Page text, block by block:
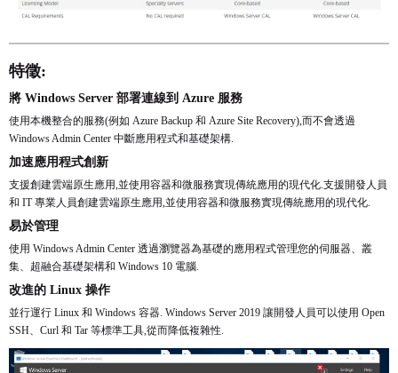
特徵:
將 Windows Server 部署連線到 Azure 服務
使用本機整合的服務(例如 Azure Backup 和 Azure Site Recovery),而不會透過
Windows Admin Center 中斷應用程式和基礎架構.
加速應用程式創新
支援創建雲端原生應用,並使用容器和微服務實現傳統應用的現代化.支援開發人員
和 IT 專業人員創建雲端原生應用,並使用容器和微服務實現傳統應用的現代化.
易於管理
使用 Windows Admin Center 透過瀏覽器為基礎的應用程式管理您的伺服器、叢
集、超融合基礎架構和 Windows 10 電腦.
改進的 Linux 操作
並行運行 Linux 和 Windows 容器. Windows Server 2019 讓開發人員可以使用 Open
SSH、Curl 和 Tar 等標準工具,從而降低複雜性.